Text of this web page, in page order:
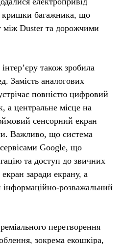
кришки багажника, що
між Duster та дорожчими
також зробила
Замість аналогових
повністю цифровий
центральне місце на
сенсорний екран
Важливо, що система
Google, що
та доступ до звичних
заради екрану, а
розважальний
перетворення
зокрема екошкіра,